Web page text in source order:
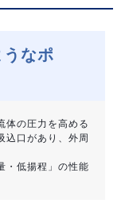
なポ
体の圧力を高める
込口があり、外周
・低揚程」の性能